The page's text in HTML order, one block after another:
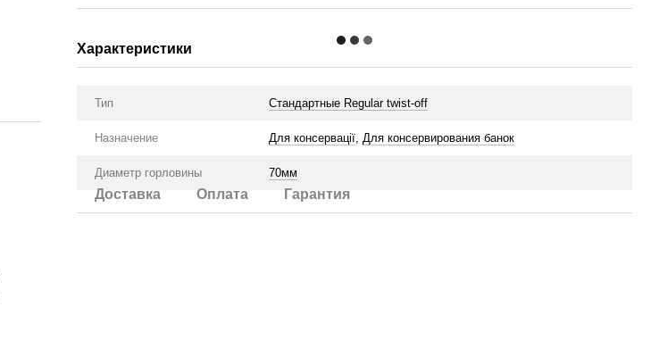
Характеристики
Тип Стандартные Regular twist-off
Назначение Для консервації, Для консервирования банок
Диаметр горловины 70мм
Доставка Оплата Гарантия